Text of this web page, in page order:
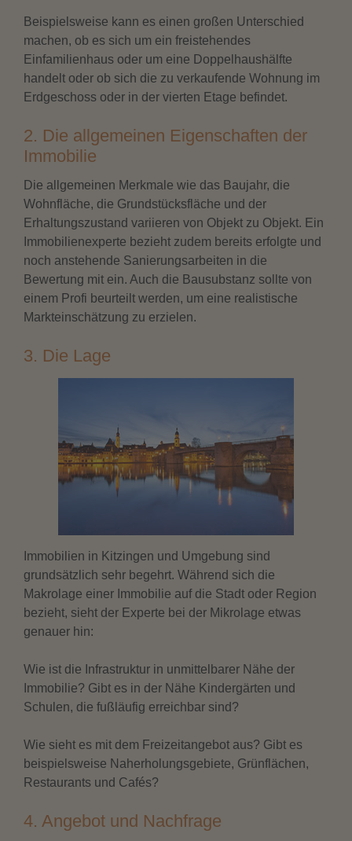
Beispielsweise kann es einen großen Unterschied
machen, ob es sich um ein freistehendes
Einfamilienhaus oder um eine Doppelhaushälfte
handelt oder ob sich die zu verkaufende Wohnung im
Erdgeschoss oder in der vierten Etage befindet.
2. Die allgemeinen Eigenschaften der
Immobilie
Die allgemeinen Merkmale wie das Baujahr, die
Wohnfläche, die Grundstücksfläche und der
Erhaltungszustand variieren von Objekt zu Objekt. Ein
Immobilienexperte bezieht zudem bereits erfolgte und
noch anstehende Sanierungsarbeiten in die
Bewertung mit ein. Auch die Bausubstanz sollte von
einem Profi beurteilt werden, um eine realistische
Markteinschätzung zu erzielen.
3. Die Lage
Immobilien in Kitzingen und Umgebung sind
grundsätzlich sehr begehrt. Während sich die
Makrolage einer Immobilie auf die Stadt oder Region
bezieht, sieht der Experte bei der Mikrolage etwas
genauer hin:
Wie ist die Infrastruktur in unmittelbarer Nähe der
Immobilie? Gibt es in der Nähe Kindergärten und
Schulen, die fußläufig erreichbar sind?
Wie sieht es mit dem Freizeitangebot aus? Gibt es
beispielsweise Naherholungsgebiete, Grünflächen,
Restaurants und Cafés?
4. Angebot und Nachfrage